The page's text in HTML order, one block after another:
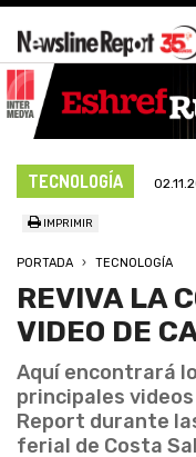
TECNOLOGÍA
IMPRIMIR
PORTADA TECNOLOGÍA
REVIVA LA
VIDEO DE
Aquí encontrará
principales
Report durante
ferial de Costa